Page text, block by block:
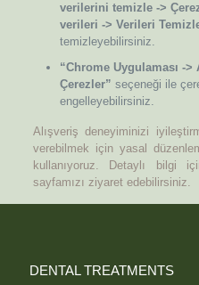
verilerini temizle ->
verileri -> Verileri
temizleyebilirsiniz.
“Chrome Uygulaması ->
Çerezler” seçeneği ile
engelleyebilirsiniz.
Alışveriş deneyiminizi
verebilmek için yasal
kullanıyoruz. Detaylı bilgi
sayfamızı ziyaret edebilirsiniz.
DENTAL TREATMENTS